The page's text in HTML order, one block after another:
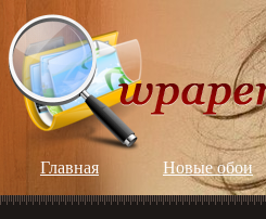
Главная Новые обои